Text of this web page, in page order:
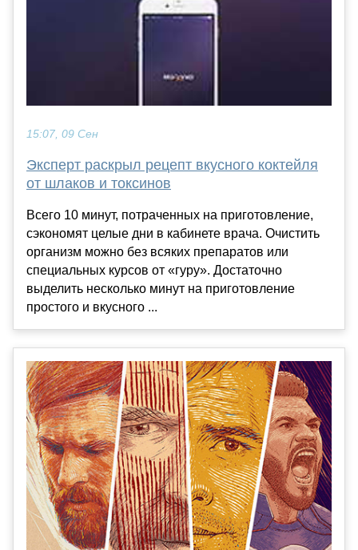
15:07, 09 Сен
Эксперт раскрыл рецепт вкусного коктейля
от шлаков и токсинов
Всего 10 минут, потраченных на приготовление,
сэкономят целые дни в кабинете врача. Очистить
организм можно без всяких препаратов или
специальных курсов от «гуру». Достаточно
выделить несколько минут на приготовление
простого и вкусного ...